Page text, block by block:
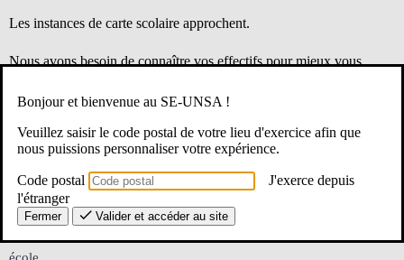
Les instances de carte scolaire approchent.
Nous avons besoin de connaître vos effectifs pour mieux vous
disposition.
On compte sur vous !
53
Carte
-
Nom de l'école
école
Bonjour et bienvenue au SE-UNSA !
Veuillez saisir le code postal de votre lieu d'exercice afin que
nous puissions personnaliser votre expérience.
Code postal
J'exerce depuis
l'étranger
Fermer Valider et accéder au site